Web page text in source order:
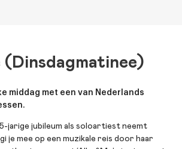
middag met een van Nederlands
jarige jubileum als soloartiest neemt
je mee op een muzikale reis door haar